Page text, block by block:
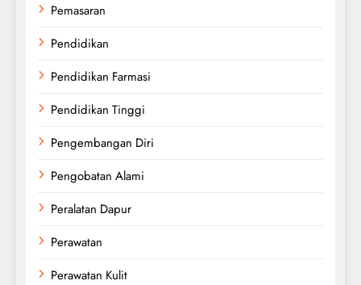
Pemasaran
Pendidikan
Pendidikan Farmasi
Pendidikan Tinggi
Pengembangan Diri
Pengobatan Alami
Peralatan Dapur
Perawatan
Perawatan Kulit